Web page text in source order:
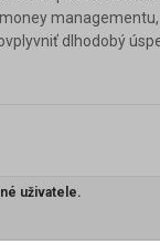
dlhodobý
uživatele.